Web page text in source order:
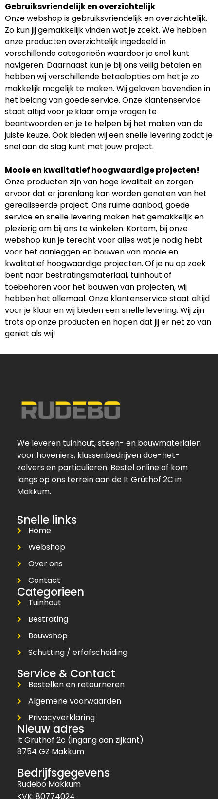
Gebruiksvriendelijk en overzichtelijk
Onze webshop is gebruiksvriendelijk en overzichtelijk.
Zo kun jij gemakkelijk vinden wat je zoekt. We hebben
onze producten overzichtelijk ingedeeld in
verschillende categorieën waardoor je snel kunt
navigeren. Daarnaast kun je bij ons veilig betalen en
hebben wij verschillende betaalopties om het je zo
makkelijk mogelijk te maken. Wij geloven bovendien in
het belang van goede service. Onze klantenservice
staat altijd voor je klaar om je vragen te
beantwoorden en je te helpen bij het maken van de
juiste keuze. Ook bieden wij een snelle levering zodat je
snel aan de slag kunt met jouw project.
Mooie en kwalitatief hoogwaardige projecten!
Onze producten zijn van hoge kwaliteit en zorgen
ervoor dat er jarenlang kan worden genoten van het
gerealiseerde project. Ons ruime aanbod, goede
service en snelle levering maken het gemakkelijk en
plezierig om bij ons te winkelen. Kortom, bij onze
webshop kun je terecht voor alles wat je nodig hebt
voor het aanleggen en bouwen van mooie en
kwalitatief hoogwaardige projecten. Of je nu op zoek
bent naar bestratingsmateriaal, tuinhout of
toebehoren voor het bouwen van projecten, wij
hebben het allemaal. Onze klantenservice staat altijd
voor je klaar en wij bieden een snelle levering. Wij zijn
trots op onze producten en hopen dat jij er net zo van
geniet als wij!
We leveren tuinhout, steen- en bouwmaterialen
voor hoveniers, klussenbedrijven doe-het-
zelvers en particulieren. Bestel online of kom
langs op ons terrein aan de It Grûthof 2C in
Makkum.
Snelle links
Home
Webshop
Over ons
Contact
Categorieen
Tuinhout
Bestrating
Bouwshop
Schutting / erfafscheiding
Service & Contact
Bestellen en retourneren
Algemene voorwaarden
Privacyverklaring
Nieuw adres
It Gruthof 2c (ingang aan zijkant)
8754 GZ Makkum
Bedrijfsgegevens
Rudebo Makkum
KVK: 80774024